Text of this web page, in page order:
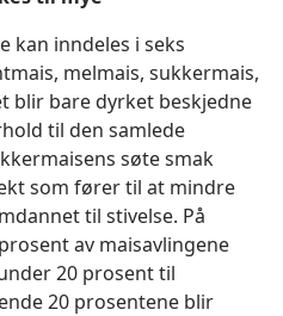
kan inndeles i seks
melmais, sukkermais,
blir bare dyrket beskjedne
til den samlede
søte smak
som fører til at mindre
til stivelse. På
av maisavlingene
20 prosent til
20 prosentene blir